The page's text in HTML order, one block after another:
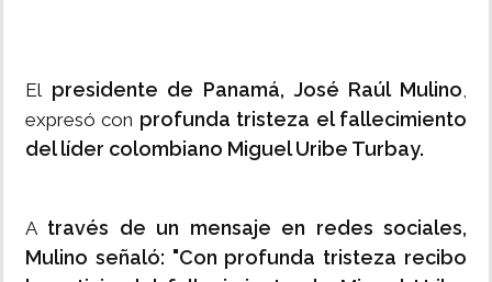
El presidente de Panamá, José Raúl Mulino,
expresó con profunda tristeza el fallecimiento
del líder colombiano Miguel Uribe Turbay.
A través de un mensaje en redes sociales,
Mulino señaló: "Con profunda tristeza recibo